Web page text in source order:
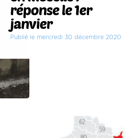
réponse le 1er
janvier
Publié le mercredi 30 décembre 2020